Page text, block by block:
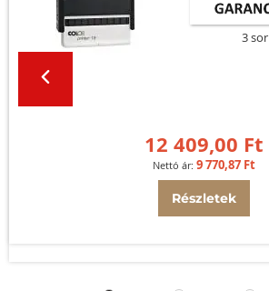
3 sor
12 409,00 Ft
9 770,87 Ft
Részletek